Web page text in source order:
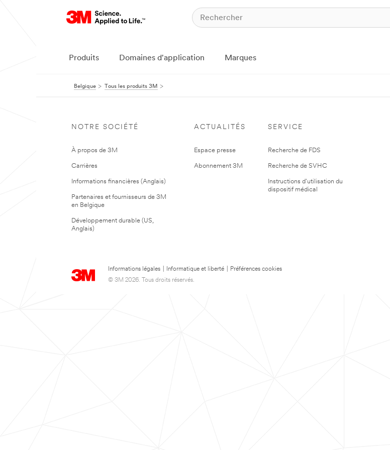
Produits Domaines d'application Marques
Belgique Tous les produits 3M
NOTRE SOCIÉTÉ
À propos de 3M
Carrières
Informations financières (Anglais)
Partenaires et fournisseurs de 3M
en Belgique
Développement durable (US,
Anglais)
ACTUALITÉS
Espace presse
Abonnement 3M
SERVICE
Recherche de FDS
Recherche de SVHC
Instructions d'utilisation du
dispositif médical
Informations légales Informatique et liberté
Préférences cookies
© 3M 2026. Tous droits réservés.